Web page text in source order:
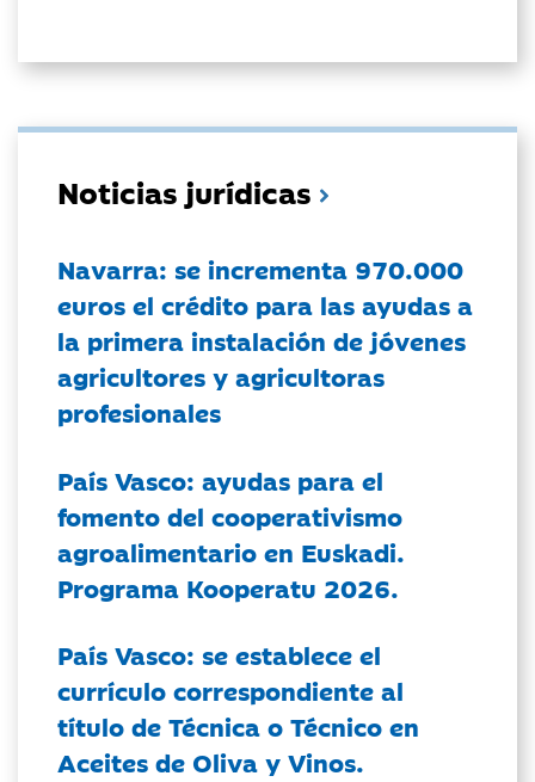
Noticias jurídicas
Navarra: se incrementa 970.000
euros el crédito para las ayudas a
la primera instalación de jóvenes
agricultores y agricultoras
profesionales
País Vasco: ayudas para el
fomento del cooperativismo
agroalimentario en Euskadi.
Programa Kooperatu 2026.
País Vasco: se establece el
currículo correspondiente al
título de Técnica o Técnico en
Aceites de Oliva y Vinos.